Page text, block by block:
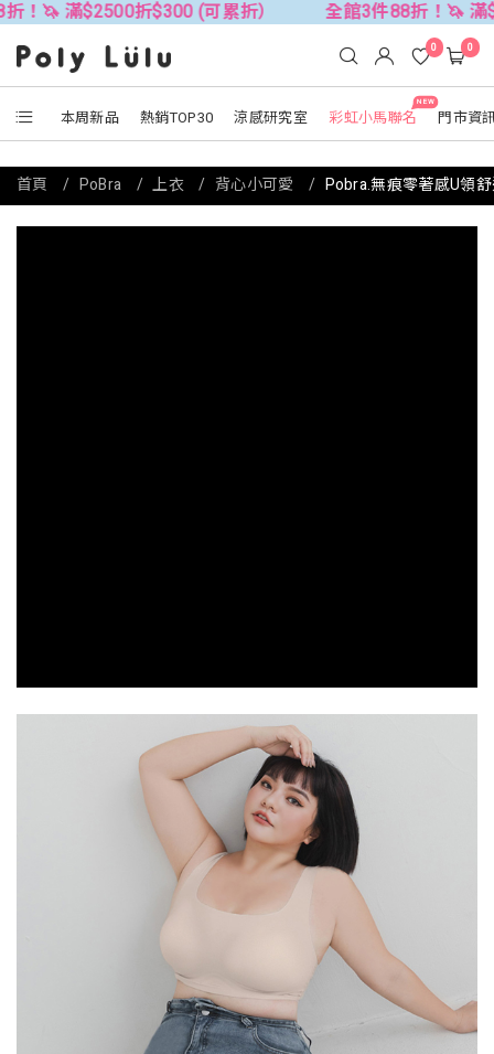
$2500折$300 (可累折） 全館3件88折！🦄 滿$2500
本周新品 熱銷TOP30 涼感研究室
NEW
彩虹小馬聯名 門市資
0 0
首頁 PoBra 上衣 背心小可愛 Pobra.無痕零著感U領